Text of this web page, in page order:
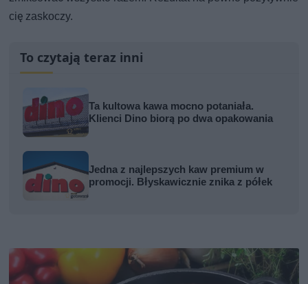
cię zaskoczy.
To czytają teraz inni
Ta kultowa kawa mocno potaniała.
Klienci Dino biorą po dwa opakowania
Jedna z najlepszych kaw premium w
promocji. Błyskawicznie znika z półek